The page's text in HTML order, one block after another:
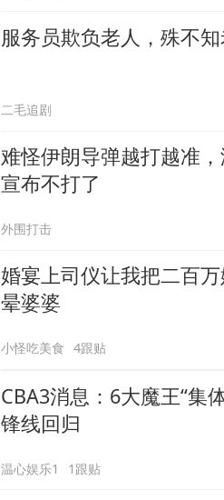
服务员欺负老人，殊不
二毛追剧
难怪伊朗导弹越打越准
宣布不打了
外围打击
婚宴上司仪让我把二百
晕婆婆
小怪吃美食 4跟贴
CBA3消息：6大魔王“集
锋线回归
温心娱乐1 1跟贴